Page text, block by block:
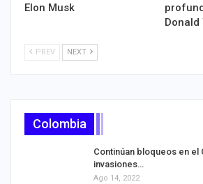
Elon Musk
Donald
PREV NEXT
Colombia
Continúan bloqueos en el
invasiones…
Ago 14, 2022